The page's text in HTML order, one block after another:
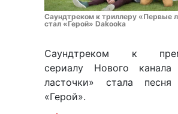
Саундтреком к триллеру «Первые
стал «Герой» Dakooka
Саундтреком к
сериалу Нового
ласточки» стала песня
«Герой».